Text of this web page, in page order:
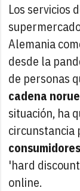
Los servicios
Alemania
desde la
de personas
cadena
situación, ha
circunstancia
'hard
online.